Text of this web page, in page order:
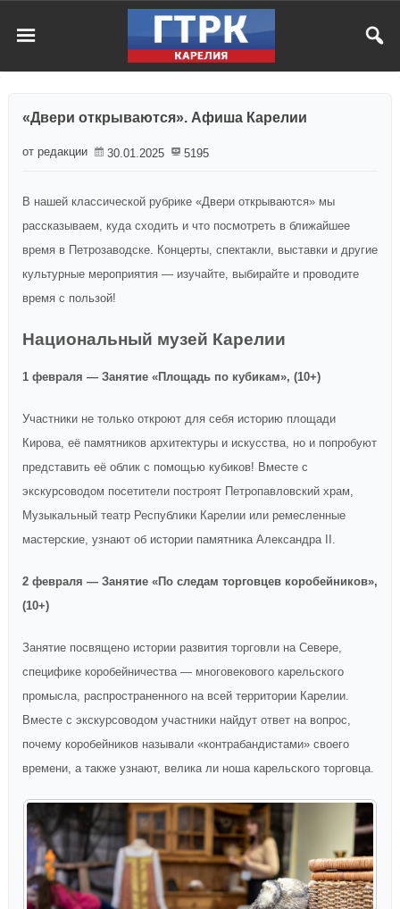
«Двери открываются». Афиша Карелии
от редакции 30.01.2025 5195
В нашей классической рубрике «Двери открываются» мы
рассказываем, куда сходить и что посмотреть в ближайшее
время в Петрозаводске. Концерты, спектакли, выставки и другие
культурные мероприятия — изучайте, выбирайте и проводите
время с пользой!
Национальный музей Карелии
1 февраля — Занятие «Площадь по кубикам», (10+)
Участники не только откроют для себя историю площади
Кирова, её памятников архитектуры и искусства, но и попробуют
представить её облик с помощью кубиков! Вместе с
экскурсоводом посетители построят Петропавловский храм,
Музыкальный театр Республики Карелии или ремесленные
мастерские, узнают об истории памятника Александра II.
2 февраля — Занятие «По следам торговцев коробейников»,
(10+)
Занятие посвящено истории развития торговли на Севере,
специфике коробейничества — многовекового карельского
промысла, распространенного на всей территории Карелии.
Вместе с экскурсоводом участники найдут ответ на вопрос,
почему коробейников называли «контрабандистами» своего
времени, а также узнают, велика ли ноша карельского торговца.